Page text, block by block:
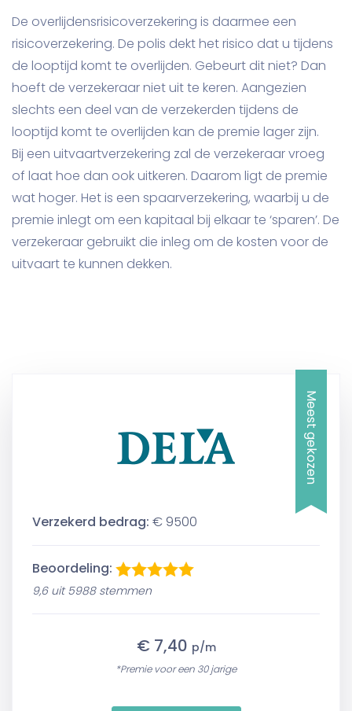
De overlijdensrisicoverzekering is daarmee een
risicoverzekering. De polis dekt het risico dat u tijdens
de looptijd komt te overlijden. Gebeurt dit niet? Dan
hoeft de verzekeraar niet uit te keren. Aangezien
slechts een deel van de verzekerden tijdens de
looptijd komt te overlijden kan de premie lager zijn.
Bij een uitvaartverzekering zal de verzekeraar vroeg
of laat hoe dan ook uitkeren. Daarom ligt de premie
wat hoger. Het is een spaarverzekering, waarbij u de
premie inlegt om een kapitaal bij elkaar te ‘sparen’. De
verzekeraar gebruikt die inleg om de kosten voor de
uitvaart te kunnen dekken.
Meest gekozen
Verzekerd bedrag: € 9500
Beoordeling:
9,6 uit 5988 stemmen
€ 7,40 p/m
*Premie voor een 30 jarige